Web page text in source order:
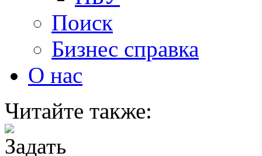
Поиск
Бизнес справка
О нас
Читайте также: